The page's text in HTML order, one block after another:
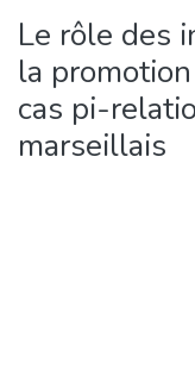
Le rôle des
la
cas pi-
marseillais